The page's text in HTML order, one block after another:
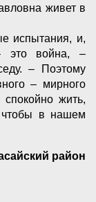
живет в
испытания, и,
это война, –
– Поэтому
– мирного
жить,
чтобы в нашем
район